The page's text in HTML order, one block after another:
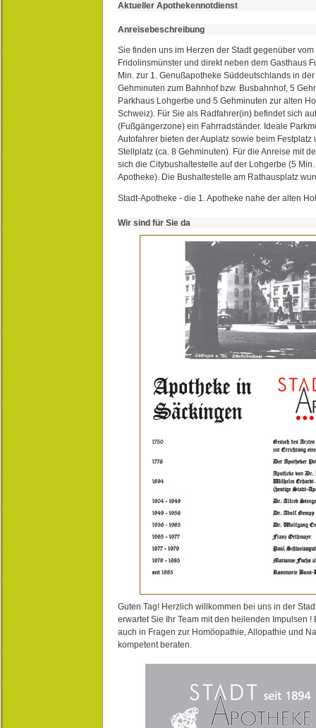
Aktueller Apothekennotdienst
Anreisebeschreibung
Sie finden uns im Herzen der Stadt gegenüber
Fridolinsmünster und direkt neben dem Gasthaus
Min. zur 1. Genußapotheke Süddeutschlands in
Gehminuten zum Bahnhof bzw. Busbahnhof, 5
Parkhaus Lohgerbe und 5 Gehminuten zur alten
Schweiz). Für Sie als Radfahrer(in) befindet sich
(Fußgängerzone) ein Fahrradständer. Ideale
Autofahrer bieten der Auplatz sowie beim Festplatz
Stellplatz (ca. 8 Gehminuten). Für die Anreise mit
sich die Citybushaltestelle auf der Lohgerbe (5
Apotheke). Die Bushaltestelle am Rathausplatz
Stadt-Apotheke - die 1. Apotheke nahe der alten
Wir sind für Sie da
Guten Tag! Herzlich willkommen bei uns in der
erwartet Sie Ihr Team mit den heilenden Impulsen !
auch in Fragen zur Homöopathie, Allopathie und
kompetent beraten.